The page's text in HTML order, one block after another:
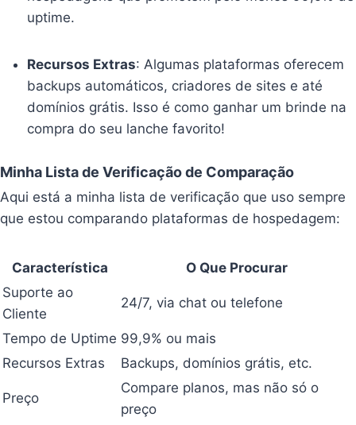
uptime.
Recursos Extras: Algumas plataformas oferecem
backups automáticos, criadores de sites e até
domínios grátis. Isso é como ganhar um brinde na
compra do seu lanche favorito!
Minha Lista de Verificação de Comparação
Aqui está a minha lista de verificação que uso sempre
que estou comparando plataformas de hospedagem:
Característica
O Que Procurar
Suporte ao
Cliente
24/7, via chat ou telefone
Tempo de Uptime 99,9% ou mais
Recursos Extras
Backups, domínios grátis, etc.
Preço
Compare planos, mas não só o
preço